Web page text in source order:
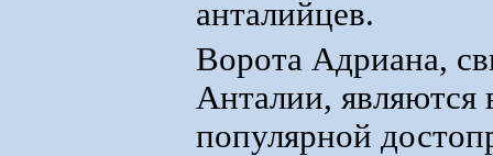
анталийцев.
Ворота Адриана,
Анталии,
популярной